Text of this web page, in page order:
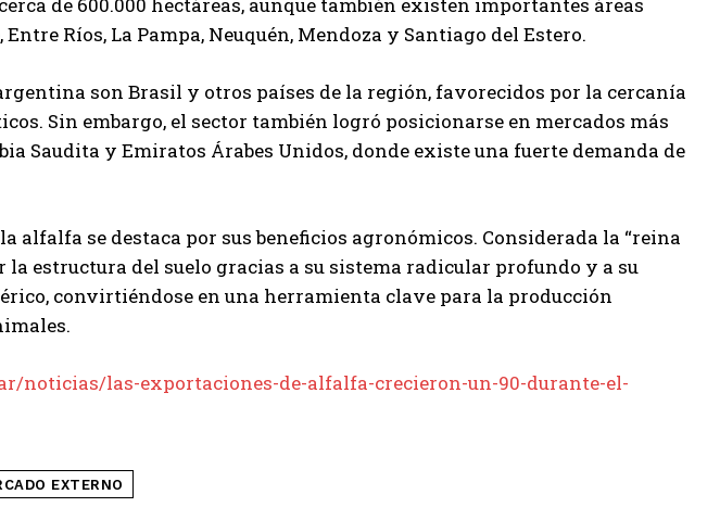
Ríos, La Pampa, Neuquén, Mendoza y Santiago del Estero.
son Brasil y otros países de la región, favorecidos por la cercanía
Sin embargo, el sector también logró posicionarse en mercados más
Saudita y Emiratos Árabes Unidos, donde existe una fuerte demanda de
alfalfa se destaca por sus beneficios agronómicos. Considerada la “reina
la estructura del suelo gracias a su sistema radicular profundo y a su
convirtiéndose en una herramienta clave para la producción
noticias/las-exportaciones-de-alfalfa-crecieron-un-90-durante-el-
EXTERNO